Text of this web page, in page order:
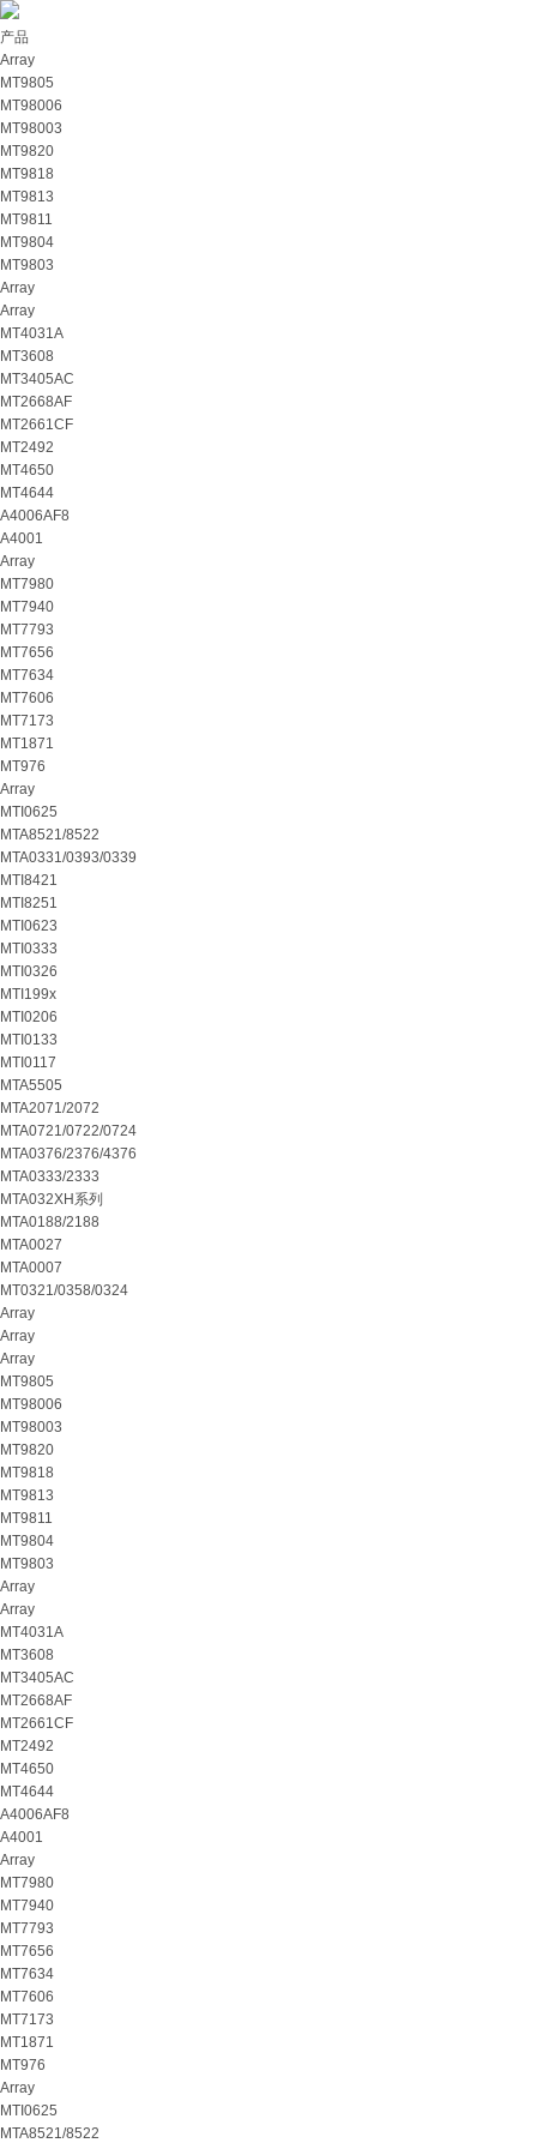
产品
Array
MT9805
MT98006
MT98003
MT9820
MT9818
MT9813
MT9811
MT9804
MT9803
Array
Array
MT4031A
MT3608
MT3405AC
MT2668AF
MT2661CF
MT2492
MT4650
MT4644
A4006AF8
A4001
Array
MT7980
MT7940
MT7793
MT7656
MT7634
MT7606
MT7173
MT1871
MT976
Array
MTI0625
MTA8521/8522
MTA0331/0393/0339
MTI8421
MTI8251
MTI0623
MTI0333
MTI0326
MTI199x
MTI0206
MTI0133
MTI0117
MTA5505
MTA2071/2072
MTA0721/0722/0724
MTA0376/2376/4376
MTA0333/2333
MTA032XH系列
MTA0188/2188
MTA0027
MTA0007
MT0321/0358/0324
Array
Array
Array
MT9805
MT98006
MT98003
MT9820
MT9818
MT9813
MT9811
MT9804
MT9803
Array
Array
MT4031A
MT3608
MT3405AC
MT2668AF
MT2661CF
MT2492
MT4650
MT4644
A4006AF8
A4001
Array
MT7980
MT7940
MT7793
MT7656
MT7634
MT7606
MT7173
MT1871
MT976
Array
MTI0625
MTA8521/8522